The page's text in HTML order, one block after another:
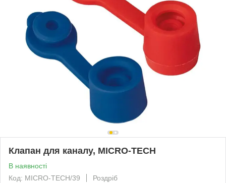
Клапан для каналу, MICRO-TECH
В наявності
Код: MICRO-TECH/39
Роздріб